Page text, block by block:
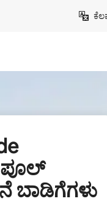
ಪೂಲ್
ಬಾಡಿಗೆಗಳು